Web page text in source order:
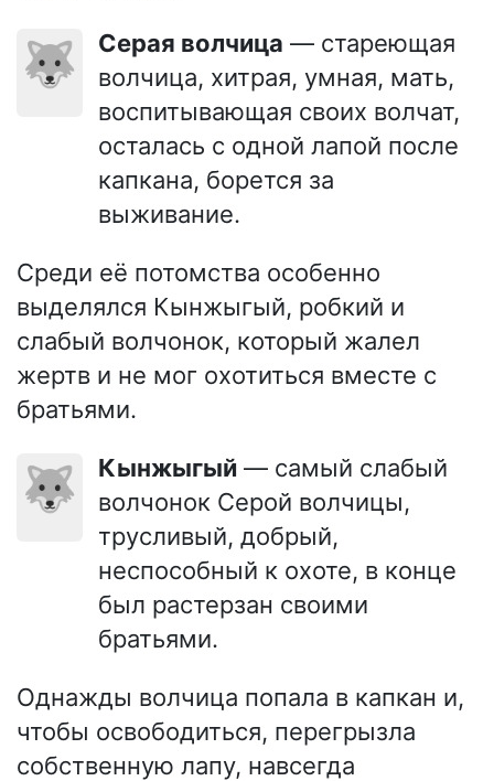
🐺 Серая волчица — стареющая
волчица, хитрая, умная, мать,
воспитывающая своих волчат,
осталась с одной лапой после
капкана, борется за
выживание.
Среди её потомства особенно
выделялся Кынжыгый, робкий и
слабый волчонок, который жалел
жертв и не мог охотиться вместе с
братьями.
🐺 Кынжыгый — самый слабый
волчонок Серой волчицы,
трусливый, добрый,
неспособный к охоте, в конце
был растерзан своими
братьями.
Однажды волчица попала в капкан и,
чтобы освободиться, перегрызла
собственную лапу, навсегда